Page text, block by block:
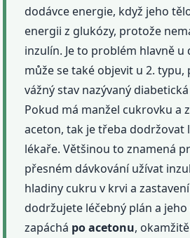
dodávce energie, když jeho
energii z glukózy, protože
inzulín. Je to problém hlavně u
může se také objevit u 2.
vážný stav nazývaný
Pokud má manžel cukrovku a
aceton, tak je třeba dodržovat
lékaře. Většinou to znamená
přesném dávkování užívat
hladiny cukru v krvi a
dodržujete léčebný plán a jeho
zapáchá po acetonu,